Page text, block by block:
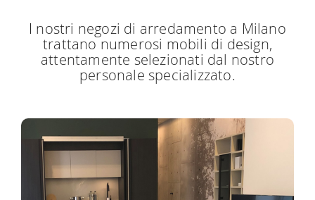
I nostri negozi di arredamento a Milano
trattano numerosi mobili di design,
attentamente selezionati dal nostro
personale specializzato.